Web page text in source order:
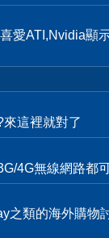
愛ATI,Nvidia顯
這裡就對了
4G無線網路都
之類的海外購物